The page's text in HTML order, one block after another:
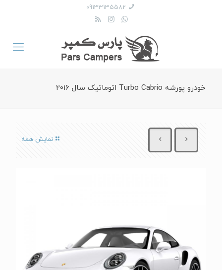
09133135582
خودرو پورشه Turbo Cabrio اتوماتیک سال 2016
نمایش همه